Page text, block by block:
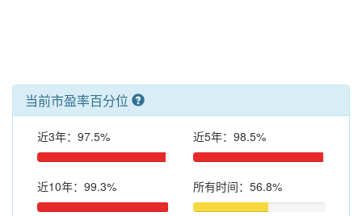
当前市盈率百分位
近3年：97.5% 近5年：98.5%
近10年：99.3% 所有时间：56.8%